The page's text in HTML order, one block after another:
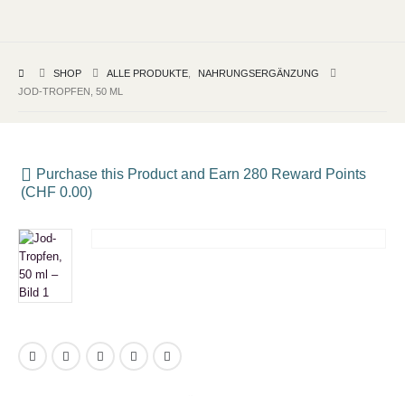
SHOP ALLE PRODUKTE
NAHRUNGSERGÄNZUNG
JOD-TROPFEN, 50 ML
Purchase this Product and Earn 280 Reward Points
(CHF 0.00)